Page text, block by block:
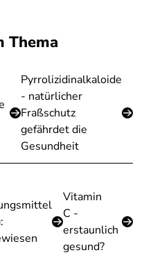
Thema
Pyrrolizidinalkaloide
- natürlicher
Fraßschutz
gefährdet die
Gesundheit
Vitamin
C -
erstaunlich
gesund?